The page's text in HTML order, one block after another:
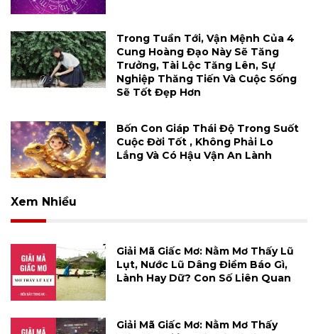
Trong Tuần Tới, Vận Mệnh Của 4
Cung Hoàng Đạo Này Sẽ Tăng
Trưởng, Tài Lộc Tăng Lên, Sự
Nghiệp Thăng Tiến Và Cuộc Sống
Sẽ Tốt Đẹp Hơn
Bốn Con Giáp Thái Độ Trong Suốt
Cuộc Đời Tốt , Không Phải Lo
Lắng Và Có Hậu Vận An Lành
Xem Nhiều
Giải Mã Giấc Mơ: Nằm Mơ Thấy Lũ
Lụt, Nước Lũ Dâng Điềm Báo Gì,
Lành Hay Dữ? Con Số Liên Quan
Giải Mã Giấc Mơ: Nằm Mơ Thấy